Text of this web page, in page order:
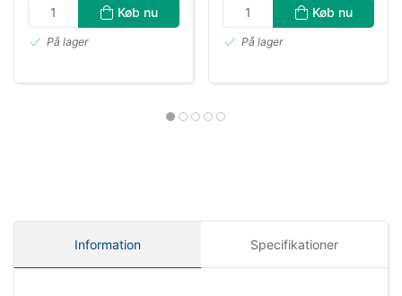
DKK 999,00 ekskl. moms
Køb nu
På lager
DKK 13.375,00 ekskl. moms
Køb nu
På lager
Information Specifikationer